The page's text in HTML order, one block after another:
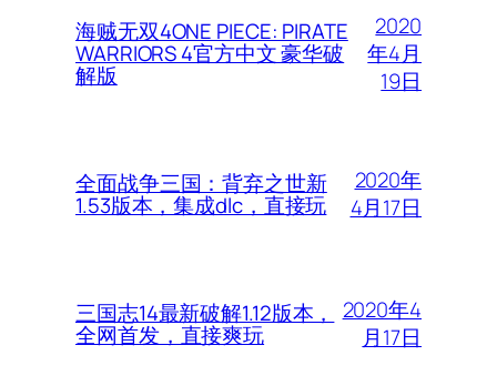
海贼无双4ONE PIECE: PIRATE
WARRIORS 4官方中文 豪华破
解版
2020
年4月
19日
全面战争三国：背弃之世新
1.53版本，集成dlc，直接玩
2020年
4月17日
三国志14最新破解1.12版本，
全网首发，直接爽玩
2020年4
月17日